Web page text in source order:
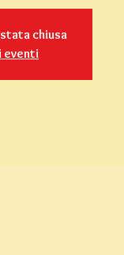
chiusa
eventi